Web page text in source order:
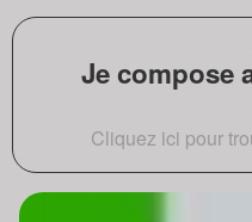
Je compose
Cliquez ici pour